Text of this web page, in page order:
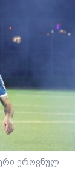
ეროვნულ